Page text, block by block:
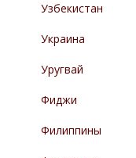
Узбекистан
Украина
Уругвай
Фиджи
Филиппины